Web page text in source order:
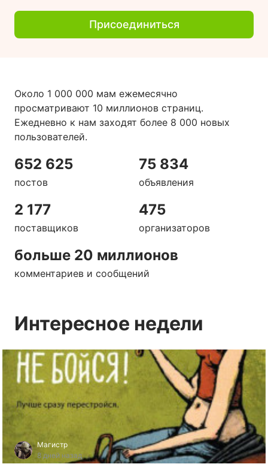
Присоединиться
Около 1 000 000 мам ежемесячно
просматривают 10 миллионов страниц.
Ежедневно к нам заходят более 8 000 новых
пользователей.
652 625
постов
75 834
объявления
2 177
поставщиков
475
организаторов
больше 20 миллионов
комментариев и сообщений
Интересное недели
Магистр
8 дней назад